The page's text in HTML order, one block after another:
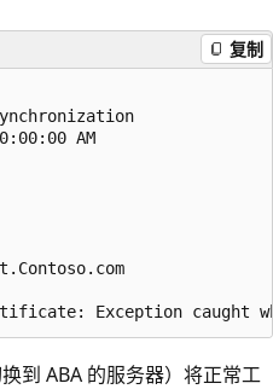
复制
AM
到 ABA 的服务器）将正常工